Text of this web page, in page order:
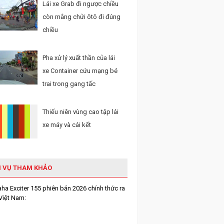
Lái xe Grab đi ngược chiều
còn mắng chửi ôtô đi đúng
chiều
Pha xử lý xuất thần của lái
xe Container cứu mạng bé
trai trong gang tấc
Thiếu niên vùng cao tập lái
xe máy và cái kết
VỤ THAM KHẢO